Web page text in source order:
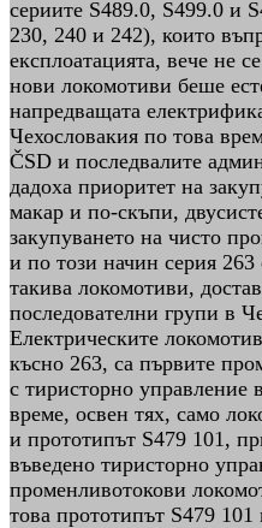
сериите S489.0, S499.0 и
230, 240 и 242), които
експлоатацията, вече не
нови локомотиви беше
напредващата
Чехословакия по това
ČSD и последвалите
дадоха приоритет на
макар и по-скъпи,
закупуването на чисто
и по този начин серия 263
такива локомотиви,
последователни групи в
Електрическите
късно 263, са първите
с тиристорно
време, освен тях, само
и прототипът S479 101,
въведено тиристорно
променливотокови
това прототипът S479